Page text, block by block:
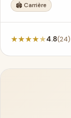
🏟️ Carrière
★★★★★4.8(24)